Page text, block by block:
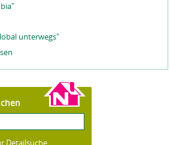
unterwegs"
Detailsuche